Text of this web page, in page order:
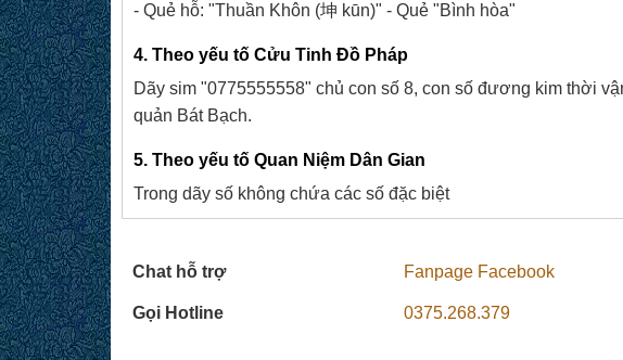
- Quẻ hỗ: "Thuần Khôn (坤 kūn)" - Quẻ "Bình hòa"
4. Theo yếu tố Cửu Tinh Đồ Pháp
Dãy sim "0775555558" chủ con số 8, con số đương kim thời
quản Bát Bạch.
5. Theo yếu tố Quan Niệm Dân Gian
Trong dãy số không chứa các số đặc biệt
Chat hỗ trợ Fanpage Facebook
Gọi Hotline 0375.268.379